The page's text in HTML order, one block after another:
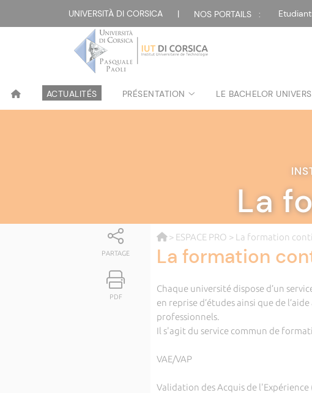
UNIVERSITÀ DI CORSICA | NOS PORTAILS :
ACTUALITÉS PRÉSENTATION LE BACHELOR
La
PARTAGE
PDF
> ESPACE PRO > La formation
La formation
Chaque université dispose d’un
en reprise d’études ainsi que de
professionnels.
Il s'agit du service commun de
VAE/VAP
Validation des Acquis de l'Expérience